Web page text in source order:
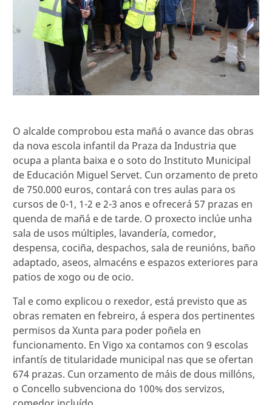
O alcalde comprobou esta mañá o avance das obras
da nova escola infantil da Praza da Industria que
ocupa a planta baixa e o soto do Instituto Municipal
de Educación Miguel Servet. Cun orzamento de preto
de 750.000 euros, contará con tres aulas para os
cursos de 0-1, 1-2 e 2-3 anos e ofrecerá 57 prazas en
quenda de mañá e de tarde. O proxecto inclúe unha
sala de usos múltiples, lavandería, comedor,
despensa, cociña, despachos, sala de reunións, baño
adaptado, aseos, almacéns e espazos exteriores para
patios de xogo ou de ocio.
Tal e como explicou o rexedor, está previsto que as
obras rematen en febreiro, á espera dos pertinentes
permisos da Xunta para poder poñela en
funcionamento. En Vigo xa contamos con 9 escolas
infantís de titularidade municipal nas que se ofertan
674 prazas. Cun orzamento de máis de dous millóns,
o Concello subvenciona do 100% dos servizos,